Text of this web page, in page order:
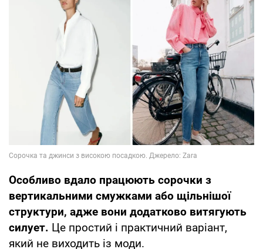
Особливо вдало працюють сорочки з
вертикальними смужками або щільнішої
структури, адже вони додатково витягують
силует. Це простий і практичний варіант,
який не виходить із моди.